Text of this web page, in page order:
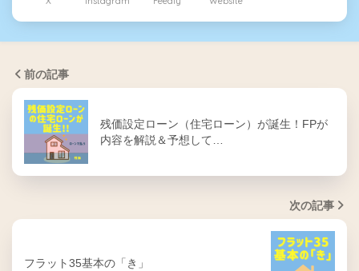
前の記事
残価設定ローン（住宅ローン）が誕生！FPが
内容を解説＆予想して…
次の記事
フラット35基本の「き」